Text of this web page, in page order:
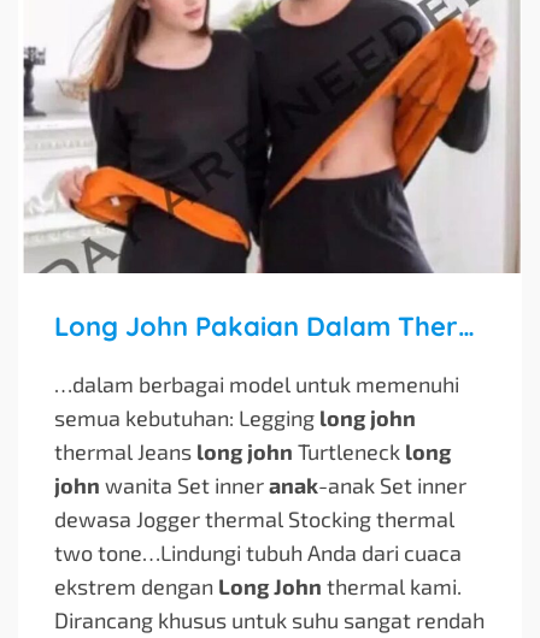
Long John Pakaian Dalam Thermal Pria & Wanita Musim Dingin
…dalam berbagai model untuk memenuhi
semua kebutuhan: Legging long john
thermal Jeans long john Turtleneck long
john wanita Set inneranak-anak Set inner
dewasa Jogger thermal Stocking thermal
two tone…Lindungi tubuh Anda dari cuaca
ekstrem dengan Long John thermal kami.
Dirancang khusus untuk suhu sangat rendah